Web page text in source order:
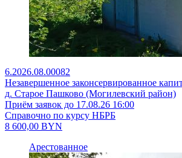
6.2026.08.00082
Незавершенное законсервированное
д. Старое Пашково (Могилевский район)
Приём заявок до 17.08.26 16:00
Справочно по курсу НБРБ
8 600,00 BYN
Арестованное